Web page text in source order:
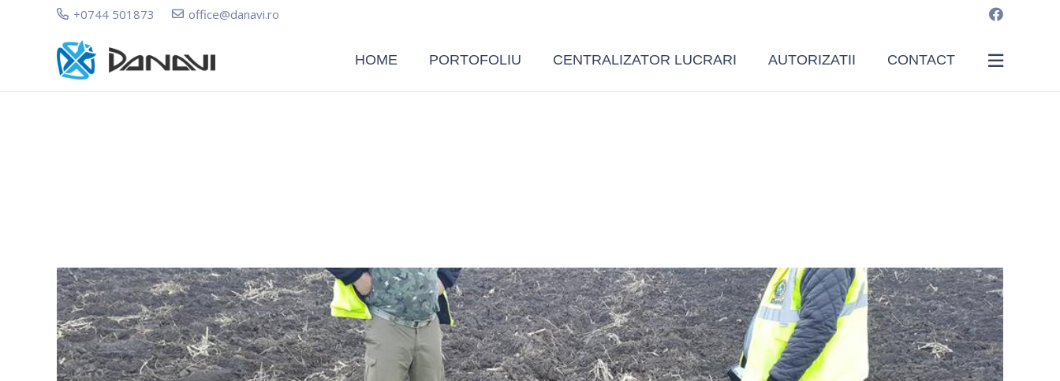
+0744 501873 office@danavi.ro
HOME PORTOFOLIU CENTRALIZATOR LUCRARI AUTORIZATII CONTACT